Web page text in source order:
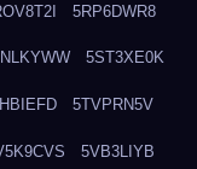
5RP6DWR8
5ST3XE0K
5TVPRN5V
5VB3LIYB